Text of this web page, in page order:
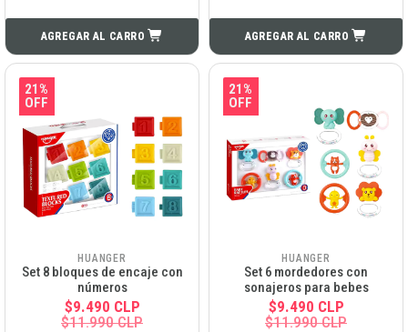
AGREGAR AL CARRO AGREGAR AL CARRO
21%
OFF
HUANGER
Set 8 bloques de encaje con
números
$9.490 CLP
$11.990 CLP
21%
OFF
HUANGER
Set 6 mordedores con
sonajeros para bebes
$9.490 CLP
$11.990 CLP